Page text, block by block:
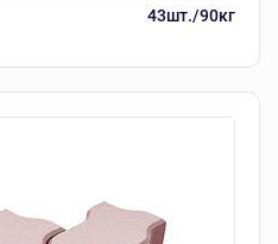
43шт./90кг